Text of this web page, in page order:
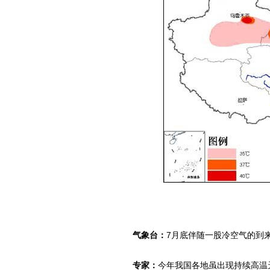
气象台： 7月底伴随一股冷空气的到
专家： 今年我国各地虽出现持续高